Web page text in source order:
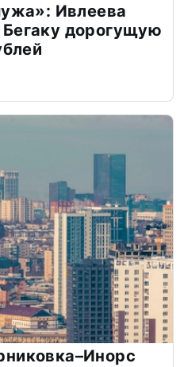
Ивлеева
дорогущую